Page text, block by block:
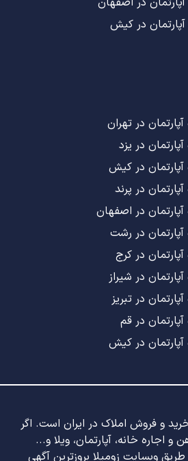
در کیش
آپارتمان در تهران
آپارتمان در یزد
آپارتمان در کیش
آپارتمان در پرند
آپارتمان در اصفهان
آپارتمان در رشت
آپارتمان در کرج
آپارتمان در شیراز
در تبریز
آپارتمان در قم
آپارتمان در کیش
و فروش املاک در ایران است. اگر
و اجاره خانه، آپارتمان، ویلا و...
وبسایت زومیلا بروزترین آگهی